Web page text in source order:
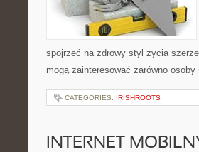
spojrzeć na zdrowy styl życia
mogą zainteresować zarówno
CATEGORIES: IRISHROOTS
INTERNET